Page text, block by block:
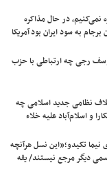
نمی‌کنیم، در حال مذاکره
به سود ایران بود آمریکا
رجی چه ارتباطی با حزب
نظامی جدید اسلامی چه
و اسلام‌آباد علیه خلاء
تکیدو؛«این نسل هرآنچه
دیگر مرجع نیستند/ یقه